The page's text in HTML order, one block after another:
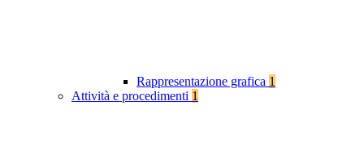
Rappresentazione grafica 1
Attività e procedimenti 1